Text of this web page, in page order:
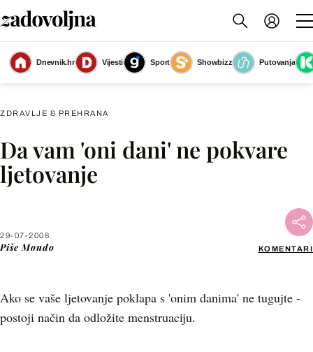
Dnevnik.hr Vijesti Sport Showbizz
Putovanja
Slika nije dostupna
ZDRAVLJE & PREHRANA
Da vam 'oni dani' ne pokvare
ljetovanje
29-07-2008
Piše Mondo KOMENTARI
Ako se vaše ljetovanje poklapa s 'onim danima' ne tugujte -
postoji način da odložite menstruaciju.
Facebook